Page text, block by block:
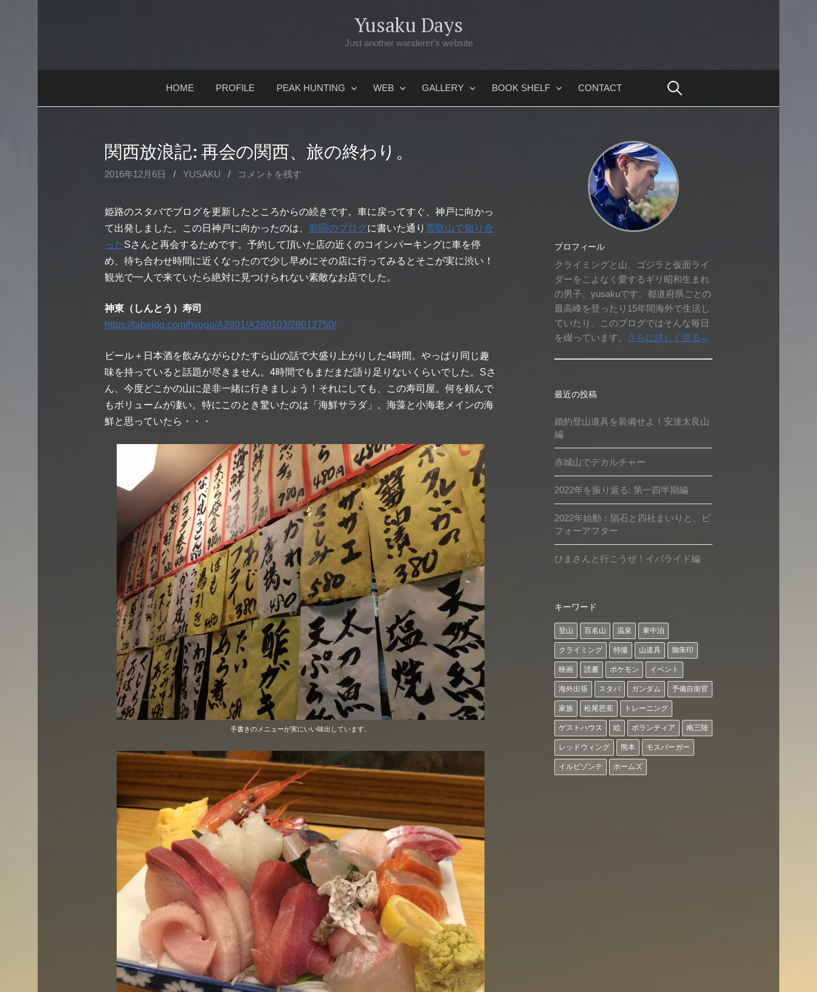
ツ
ス
Yusaku Days
Just another wanderer's website
HOME PROFILE PEAK HUNTING WEB GALLERY BOOK SHELF CONTACT
関西放浪記: 再会の関西、旅の終わり。
2016年12月6日 / YUSAKU / コメントを残す
姫路のスタバでブログを更新したところからの続きです。車に戻ってすぐ、神戸に向かっ
て出発しました。この日神戸に向かったのは、 前回のブログに書いた通り 雲取山で知り合
ったSさんと再会するためです。予約して頂いた店の近くのコインパーキングに車を停
め、待ち合わせ時間に近くなったので少し早めにその店に行ってみるとそこが実に渋い！
観光で一人で来ていたら絶対に見つけられない素敵なお店でした。
神東（しんとう）寿司
https://tabelog.com/hyogo/A2801/A280103/28012750/
ビール＋日本酒を飲みながらひたすら山の話で大盛り上がりした4時間。やっぱり同じ趣
味を持っていると話題が尽きません。4時間でもまだまだ語り足りないくらいでした。Sさ
ん、今度どこかの山に是非一緒に行きましょう！それにしても、この寿司屋。何を頼んで
もボリュームが凄い。特にこのとき驚いたのは「海鮮サラダ」。海藻と小海老メインの海
鮮と思っていたら・・・
手書きのメニューが実にいい味出しています。
プロフィール
クライミングと山、ゴジラと仮面ライ
ダーをこよなく愛するギリ昭和生まれ
の男子、yusakuです。都道府県ごとの
最高峰を登ったり15年間海外で生活し
ていたり、このブログではそんな毎日
を綴っています。
さらに詳しく見る→
最近の投稿
婚約登山道具を装備せよ！安達太良山
編
赤城山でデカルチャー
2022年を振り返る: 第一四半期編
2022年始動：隕石と四社まいりと、ビ
フォーアフター
ひまさんと行こうぜ！イバライド編
キーワード
登山 百名山 温泉 車中泊
クライミング 特撮 山道具 御朱印
映画 読書 ポケモン イベント
海外出張 スタバ ガンダム 予備自衛官
家族 松尾芭蕉 トレーニング
ゲストハウス 絵 ボランティア 南三陸
レッドウィング 熊本 モスバーガー
イルビゾンテ ホームズ